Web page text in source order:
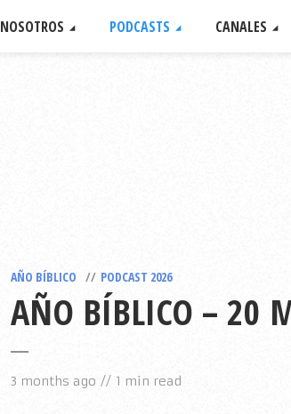
NOSOTROS PODCASTS CANALES
AÑO BÍBLICO PODCAST 2026
AÑO BÍBLICO – 20
3 months ago 1 min read